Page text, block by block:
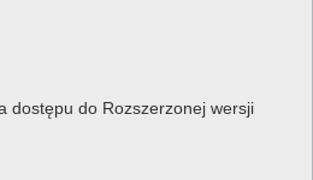
dostępu do Rozszerzonej wersji